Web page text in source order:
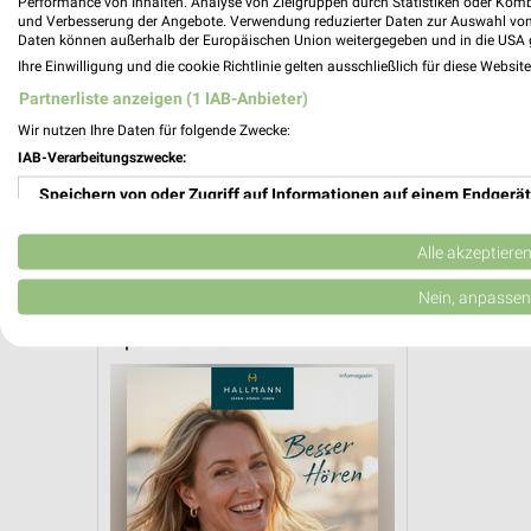
Optiker & Hörakustik Angebote für
und Verbesserung der Angebote. Verwendung reduzierter Daten zur Auswahl
Daten können außerhalb der Europäischen Union weitergegeben und in die USA
Ihre Einwilligung und die cookie Richtlinie gelten ausschließlich für diese
Partnerliste anzeigen (1 IAB-Anbieter)
Wir nutzen Ihre Daten für folgende Zwecke:
IAB-Verarbeitungszwecke:
Speichern von oder Zugriff auf Informationen auf einem Endgerät
Verwendung reduzierter Daten zur Auswahl von Werbeanzeigen
Erstellung von Profilen für personalisierte Werbung
Erstellung von Profilen zur Personalisierung von Inhalten
Verwendung von Profilen zur Auswahl personalisierter Inhalte
Messung der Werbeleistung
Alle akzeptieren
Nein, anpassen